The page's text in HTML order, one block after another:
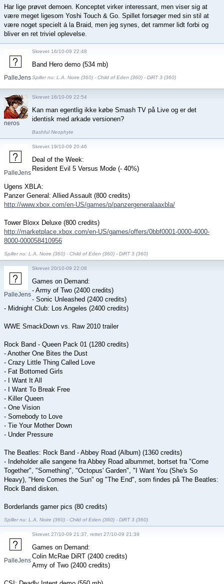
Har lige prøvet demoen. Konceptet virker interessant, men viser sig at
være meget ligesom Yoshi Touch & Go. Spillet forsøger med sin stil at
være noget specielt á la Braid, men jeg synes, det rammer lidt forbi og
bliver en ret triviel oplevelse.
PalleJensen
Skrevet 16/10-09 22:48
Band Hero demo (534 mb)
Spiller nu: L.A. Noire (360) - Child of Eden (360) - DiRT 3 (360)
neros
Skrevet 16/10-09 22:54
Kan man egentlig ikke købe Smash TV på Live og er det
identisk med arkade versionen?
Bashful Neophyte
PalleJensen
Skrevet 19/10-09 20:46
Deal of the Week:
Resident Evil 5 Versus Mode (- 40%)
Ugens XBLA:
Panzer General: Allied Assault (800 credits)
http://www.xbox.com/en-US/games/p/panzergeneralaaxbla/
Tower Bloxx Deluxe (800 credits)
http://marketplace.xbox.com/en-US/games/offers/0bbf0001-0000-4000-
8000-000058410956
Spiller nu: L.A. Noire (360) - Child of Eden (360) - DiRT 3 (360)
PalleJensen
Skrevet 20/10-09 22:08
Games on Demand:
- Army of Two (2400 credits)
- Sonic Unleashed (2400 credits)
- Midnight Club: Los Angeles (2400 credits)
WWE SmackDown vs. Raw 2010 trailer
Rock Band - Queen Pack 01 (1280 credits)
- Another One Bites the Dust
- Crazy Little Thing Called Love
- Fat Bottomed Girls
- I Want It All
- I Want To Break Free
- Killer Queen
- One Vision
- Somebody to Love
- Tie Your Mother Down
- Under Pressure
The Beatles: Rock Band - Abbey Road (Album) (1360 credits)
- Indeholder alle sangene fra Abbey Road albummet, bortset fra "Come
Together", "Something", "Octopus' Garden", "I Want You (She's So
Heavy), "Here Comes the Sun" og "The End", som findes på The Beatles:
Rock Band disken.
Borderlands gamer pics (80 credits)
Spiller nu: L.A. Noire (360) - Child of Eden (360) - DiRT 3 (360)
PalleJensen
Skrevet 27/10-09 21:37, rettet 27/10-09 21:39
Games on Demand:
Colin McRae DiRT (2400 credits)
Army of Two (2400 credits)